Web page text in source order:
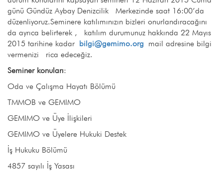
günü Gündüz Aybay Denizcilik Merkezinde saat 16:00’da
düzenliyoruz.Seminere katılımınızın bizleri onurlandıracağını
da ayrıca belirterek , katılım durumunuz hakkında 22 Mayıs
2015 tarihine kadar bilgi@gemimo.org mail adresine bilgi
vermenizi rica edeceğiz.
Seminer konuları:
Oda ve Çalışma Hayatı Bölümü
TMMOB ve GEMIMO
GEMIMO ve Üye İlişkileri
GEMIMO ve Üyelere Hukuki Destek
İş Hukuku Bölümü
4857 sayılı İş Yasası